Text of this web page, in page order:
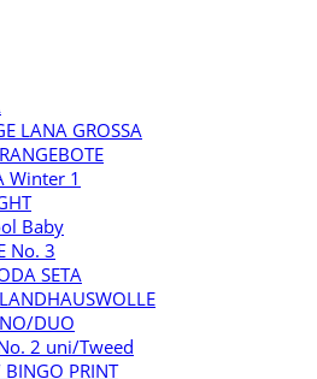
LANA GROSSA
Winter 1
Baby
No. 3
SETA
DUO
2 uni/Tweed
PRINT